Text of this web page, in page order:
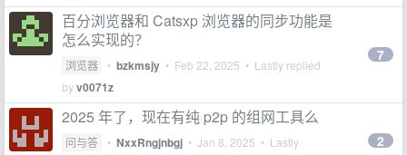
百分浏览器和 Catsxp 浏览器的同步功能是
怎么实现的？
浏览器 • bzkmsjy • Feb 22, 2025 • Lastly replied
byv0071z
7
2025 年了，现在有纯 p2p 的组网工具么
问与答 • NxxRngjnbgj • Jan 8, 2025 • Lastly 2